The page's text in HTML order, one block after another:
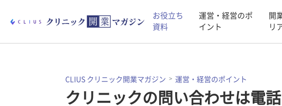
お役立ち
資料
運営・経営のポ
イント
開
リ
CLIUS クリニック開業マガジン 運営・経営のポイント
クリニックの問い合わせは電